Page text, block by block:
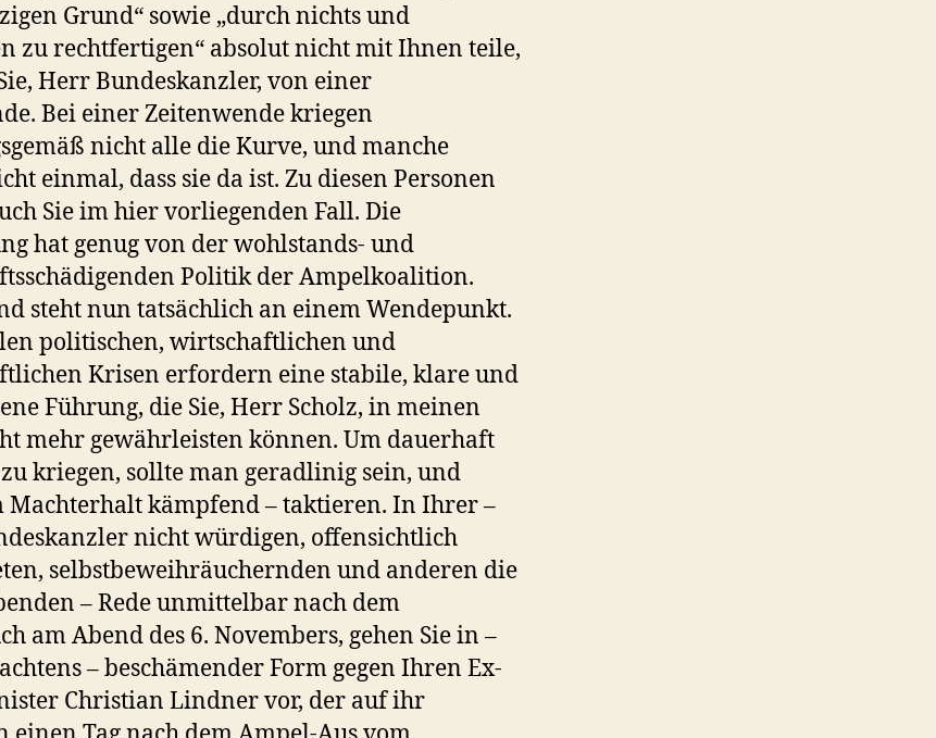
Grund“ sowie „durch nichts und
zu rechtfertigen“ absolut nicht mit Ihnen teile,
Herr Bundeskanzler, von einer
Bei einer Zeitenwende kriegen
nicht alle die Kurve, und manche
einmal, dass sie da ist. Zu diesen Personen
Sie im hier vorliegenden Fall. Die
hat genug von der wohlstands- und
Politik der Ampelkoalition.
steht nun tatsächlich an einem Wendepunkt.
politischen, wirtschaftlichen und
Krisen erfordern eine stabile, klare und
Führung, die Sie, Herr Scholz, in meinen
mehr gewährleisten können. Um dauerhaft
kriegen, sollte man geradlinig sein, und
Machterhalt kämpfend – taktieren. In Ihrer –
nicht würdigen, offensichtlich
selbstbeweihräuchernden und anderen die
– Rede unmittelbar nach dem
am Abend des 6. Novembers, gehen Sie in –
– beschämender Form gegen Ihren Ex-
Christian Lindner vor, der auf ihr